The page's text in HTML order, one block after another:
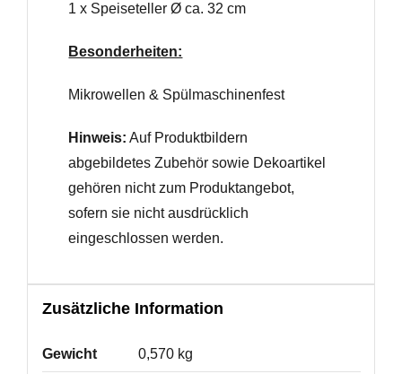
1 x Speiseteller Ø ca. 32 cm
Besonderheiten:
Mikrowellen & Spülmaschinenfest
Hinweis: Auf Produktbildern
abgebildetes Zubehör sowie Dekoartikel
gehören nicht zum Produktangebot,
sofern sie nicht ausdrücklich
eingeschlossen werden.
Zusätzliche Information
Gewicht 0,570 kg